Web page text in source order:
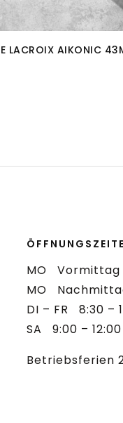
LACROIX AIKONIC
MO Vormittag
MO
DI – FR 8:30 –
SA 9:00 – 12:00
Betriebsferien